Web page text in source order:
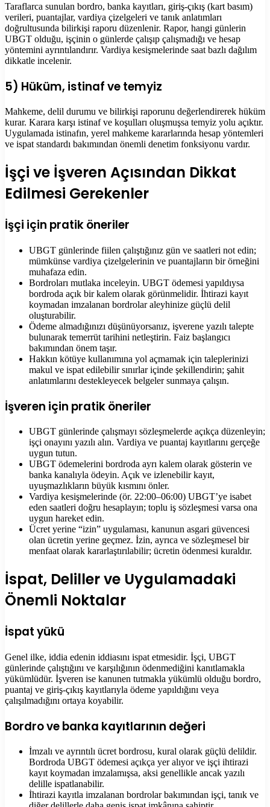
Taraflarca sunulan bordro, banka kayıtları, giriş-çıkış (kart basım)
verileri, puantajlar, vardiya çizelgeleri ve tanık anlatımları
doğrultusunda bilirkişi raporu düzenlenir. Rapor, hangi günlerin
UBGT olduğu, işçinin o günlerde çalışıp çalışmadığı ve hesap
yöntemini ayrıntılandırır. Vardiya kesişmelerinde saat bazlı dağılım
dikkatle incelenir.
5) Hüküm, istinaf ve temyiz
Mahkeme, delil durumu ve bilirkişi raporunu değerlendirerek hüküm
kurar. Karara karşı istinaf ve koşulları oluşmuşsa temyiz yolu açıktır.
Uygulamada istinafın, yerel mahkeme kararlarında hesap yöntemleri
ve ispat standardı bakımından önemli denetim fonksiyonu vardır.
İşçi ve İşveren Açısından Dikkat
Edilmesi Gerekenler
İşçi için pratik öneriler
UBGT günlerinde fiilen çalıştığınız gün ve saatleri not edin;
mümkünse vardiya çizelgelerinin ve puantajların bir örneğini
muhafaza edin.
Bordroları mutlaka inceleyin. UBGT ödemesi yapıldıysa
bordroda açık bir kalem olarak görünmelidir. İhtirazi kayıt
koymadan imzalanan bordrolar aleyhinize güçlü delil
oluşturabilir.
Ödeme almadığınızı düşünüyorsanız, işverene yazılı talepte
bulunarak temerrüt tarihini netleştirin. Faiz başlangıcı
bakımından önem taşır.
Hakkın kötüye kullanımına yol açmamak için taleplerinizi
makul ve ispat edilebilir sınırlar içinde şekillendirin; şahit
anlatımlarını destekleyecek belgeler sunmaya çalışın.
İşveren için pratik öneriler
UBGT günlerinde çalışmayı sözleşmelerde açıkça düzenleyin;
işçi onayını yazılı alın. Vardiya ve puantaj kayıtlarını gerçeğe
uygun tutun.
UBGT ödemelerini bordroda ayrı kalem olarak gösterin ve
banka kanalıyla ödeyin. Açık ve izlenebilir kayıt,
uyuşmazlıkların büyük kısmını önler.
Vardiya kesişmelerinde (ör. 22:00–06:00) UBGT’ye isabet
eden saatleri doğru hesaplayın; toplu iş sözleşmesi varsa ona
uygun hareket edin.
Ücret yerine “izin” uygulaması, kanunun asgari güvencesi
olan ücretin yerine geçmez. İzin, ayrıca ve sözleşmesel bir
menfaat olarak kararlaştırılabilir; ücretin ödenmesi kuraldır.
İspat, Deliller ve Uygulamadaki
Önemli Noktalar
İspat yükü
Genel ilke, iddia edenin iddiasını ispat etmesidir. İşçi, UBGT
günlerinde çalıştığını ve karşılığının ödenmediğini kanıtlamakla
yükümlüdür. İşveren ise kanunen tutmakla yükümlü olduğu bordro,
puantaj ve giriş-çıkış kayıtlarıyla ödeme yapıldığını veya
çalışılmadığını ortaya koyabilir.
Bordro ve banka kayıtlarının değeri
İmzalı ve ayrıntılı ücret bordrosu, kural olarak güçlü delildir.
Bordroda UBGT ödemesi açıkça yer alıyor ve işçi ihtirazi
kayıt koymadan imzalamışsa, aksi genellikle ancak yazılı
delille ispatlanabilir.
İhtirazi kayıtla imzalanan bordrolar bakımından işçi, tanık ve